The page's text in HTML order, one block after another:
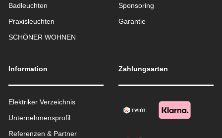
Badleuchten
Praxisleuchten
SCHÖNER WOHNEN
Sponsoring
Garantie
Information
Elektriker Verzeichnis
Unternehmensprofil
Referenzen & Partner
Zahlungsarten